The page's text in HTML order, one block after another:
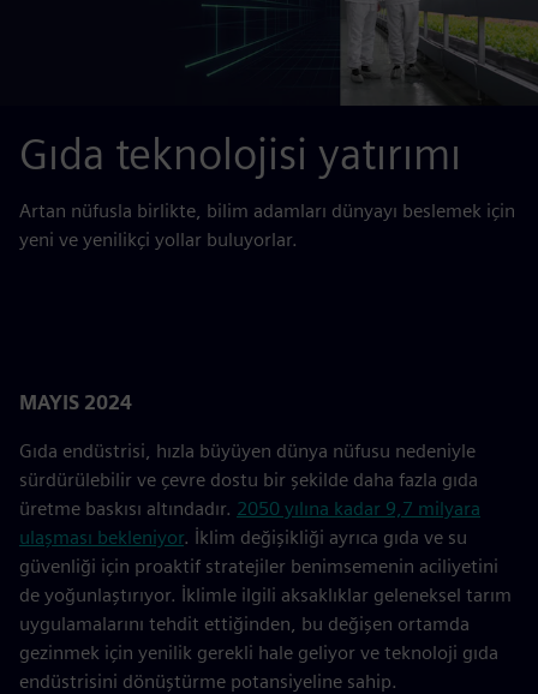
Gıda teknolojisi yatırımı
Artan nüfusla birlikte, bilim adamları dünyayı beslemek için
yeni ve yenilikçi yollar buluyorlar.
MAYIS 2024
Gıda endüstrisi, hızla büyüyen dünya nüfusu nedeniyle
sürdürülebilir ve çevre dostu bir şekilde daha fazla gıda
üretme baskısı altındadır. 2050 yılına kadar 9,7 milyara
ulaşması bekleniyor. İklim değişikliği ayrıca gıda ve su
güvenliği için proaktif stratejiler benimsemenin aciliyetini
de yoğunlaştırıyor. İklimle ilgili aksaklıklar geleneksel tarım
uygulamalarını tehdit ettiğinden, bu değişen ortamda
gezinmek için yenilik gerekli hale geliyor ve teknoloji gıda
endüstrisini dönüştürme potansiyeline sahip.